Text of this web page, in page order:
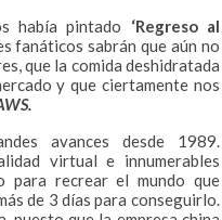
había pintado ‘Regreso al
fanáticos sabrán que aún no
que la comida deshidratada
y que ciertamente nos
avances desde 1989.
virtual e innumerables
para recrear el mundo que
de 3 días para conseguirlo.